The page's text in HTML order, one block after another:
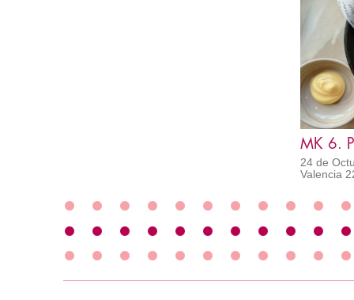
MK 6.
24 de
Valencia